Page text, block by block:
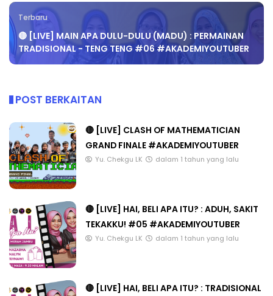
Terbaru
🔴 [LIVE] MAIN APA DULU-DULU (MADU) : PERMAINAN
TRADISIONAL - TENG TENG #06 #AKADEMIYOUTUBER
POST BERKAITAN
🔴 [LIVE] CLASH OF MATHEMATICIAN
GRAND FINALE #AKADEMIYOUTUBER
Yu. Chekgu LK dalam 1 tahun yang lalu
🔴 [LIVE] HAI, BELI APA ITU? : ADUH, SAKIT
TEKAKKU! #05 #AKADEMIYOUTUBER
Yu. Chekgu LK dalam 1 tahun yang lalu
🔴 [LIVE] HAI, BELI APA ITU? : TRADISIONAL